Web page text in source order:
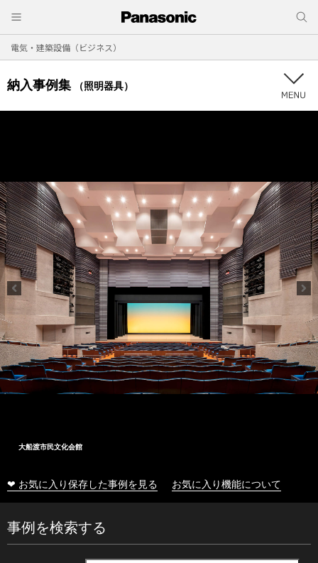
電気・建築設備（ビジネス）
納入事例集 （照明器具）
大船渡市民文化会館
❤ お気に入り保存した事例を見る お気に入り機能について
事例を検索する